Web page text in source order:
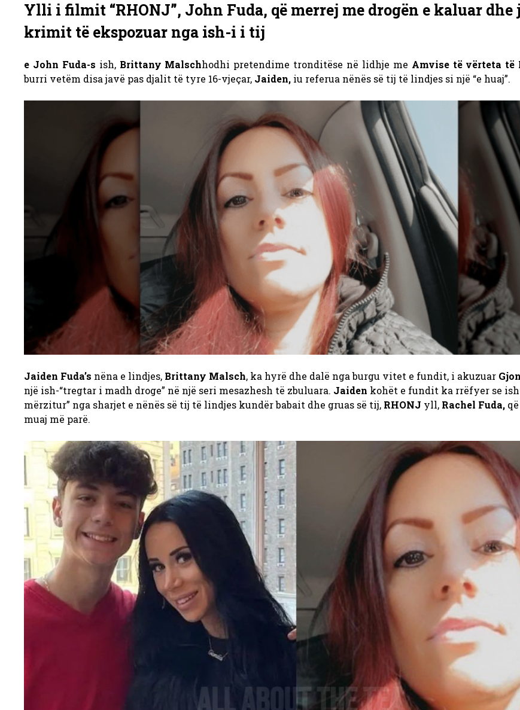
Ylli i filmit “RHONJ”, John Fuda, që merrej me drogën e kaluar dhe
krimit të ekspozuar nga ish-i i tij
e John Fuda-s ish,Brittany Malschhodhi pretendime tronditëse në lidhje me Amvise të vërteta të
burri vetëm disa javë pas djalit të tyre 16-vjeçar, Jaiden, iu referua nënës së tij të lindjes si një “e huaj”.
Jaiden Fuda’s nëna e lindjes, Brittany Malsch, ka hyrë dhe dalë nga burgu vitet e fundit, i akuzuar
një ish-“tregtar i madh droge” në një seri mesazhesh të zbuluara. Jaiden kohët e fundit ka rrëfyer se
mërzitur” nga sharjet e nënës së tij të lindjes kundër babait dhe gruas së tij, RHONJ yll, Rachel Fuda,
muaj më parë.